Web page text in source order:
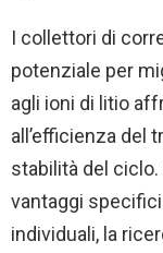
I collettori di
potenziale per
agli ioni di litio
all’efficienza del
stabilità del
vantaggi
individuali, la